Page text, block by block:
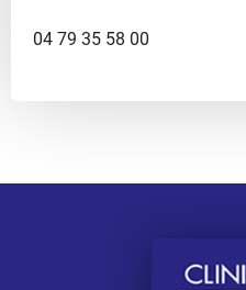
Téléphone
04 79 35 58 00